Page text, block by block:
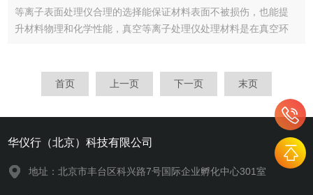
等离子表面处理仪合理的选择能保证材料表面不被损伤，也能提
升材料物理和化学性能，真空等离子处理仪处理材料是在真空环
子处理仪有众多的...
首页 上一页 下一页 末页
华仪行（北京）科技有限公司
地址：北京市丰台区科兴路7号国际企业孵化中心301室